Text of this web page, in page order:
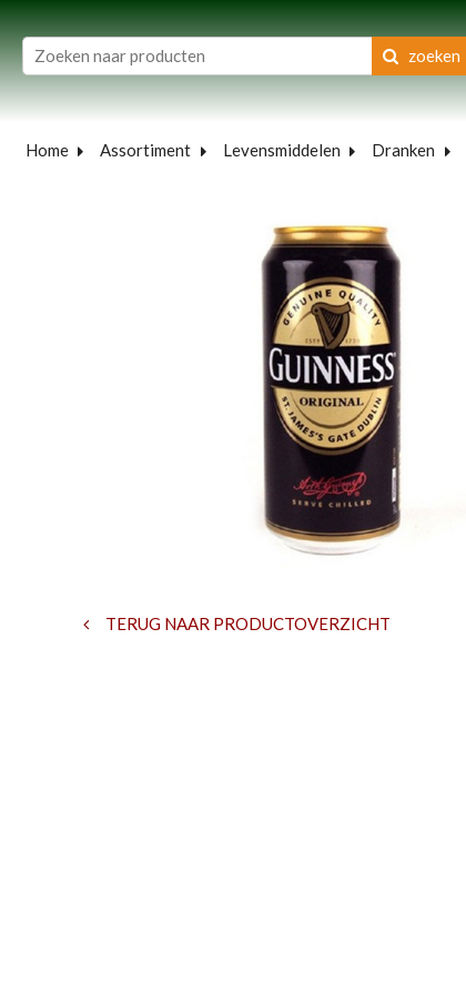
zoeken
Home Assortiment Levensmiddelen Dranken
TERUG NAAR PRODUCTOVERZICHT